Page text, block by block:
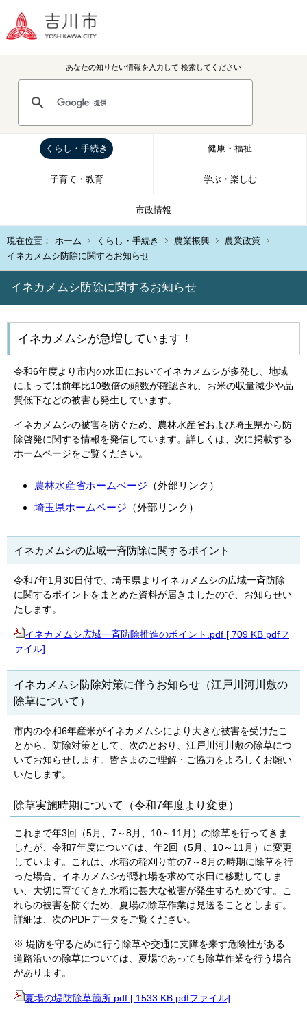
あなたの知りたい情報を入力して 検索してください
くらし・手続き 健康・福祉
子育て・教育 学ぶ・楽しむ
市政情報
現在位置： ホーム くらし・手続き 農業振興
農業政策
イネカメムシ防除に関するお知らせ
イネカメムシ防除に関するお知らせ
イネカメムシが急増しています！
令和6年度より市内の水田においてイネカメムシが多発し、地域
によっては前年比10数倍の頭数が確認され、お米の収量減少や品
質低下などの被害も発生しています。
イネカメムシの被害を防ぐため、農林水産省および埼玉県から防
除啓発に関する情報を発信しています。詳しくは、次に掲載する
ホームページをご覧ください。
農林水産省ホームページ （外部リンク）
埼玉県ホームページ （外部リンク）
イネカメムシの広域一斉防除に関するポイント
令和7年1月30日付で、埼玉県よりイネカメムシの広域一斉防除
に関するポイントをまとめた資料が届きましたので、お知らせい
たします。
イネカメムシ広域一斉防除推進のポイント.pdf [ 709 KB pdfフ
ァイル]
イネカメムシ防除対策に伴うお知らせ（江戸川河川敷の
除草について）
市内の令和6年産米がイネカメムシにより大きな被害を受けたこ
とから、防除対策として、次のとおり、江戸川河川敷の除草につ
いてお知らせします。皆さまのご理解・ご協力をよろしくお願い
いたします。
除草実施時期について（令和7年度より変更）
これまで年3回（5月、7～8月、10～11月）の除草を行ってきま
したが、令和7年度については、年2回（5月、10～11月）に変更
しています。これは、水稲の稲刈り前の7～8月の時期に除草を行
った場合、イネカメムシが隠れ場を求めて水田に移動してしま
い、大切に育ててきた水稲に甚大な被害が発生するためです。こ
れらの被害を防ぐため、夏場の除草作業は見送ることとします。
詳細は、次のPDFデータをご覧ください。
※ 堤防を守るために行う除草や交通に支障を来す危険性がある
道路沿いの除草については、夏場であっても除草作業を行う場合
があります。
夏場の堤防除草箇所.pdf [ 1533 KB pdfファイル]